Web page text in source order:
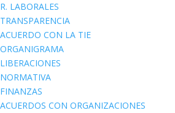
R. LABORALES
TRANSPARENCIA
ACUERDO CON LA TIE
ORGANIGRAMA
LIBERACIONES
NORMATIVA
FINANZAS
ACUERDOS CON ORGANIZACIONES